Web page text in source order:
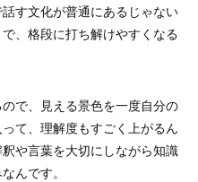
す文化が普通にあるじゃない
、格段に打ち解けやすくなる
で、見える景色を一度自分の
て、理解度もすごく上がるん
や言葉を大切にしながら知識
んです。